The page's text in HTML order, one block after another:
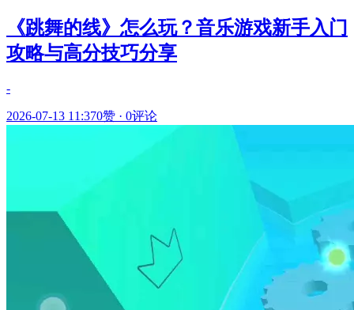
《跳舞的线》怎么玩？音乐游戏新手入门
攻略与高分技巧分享
-
2026-07-13 11:370赞 · 0评论